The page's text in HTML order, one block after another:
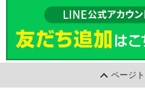
ページ